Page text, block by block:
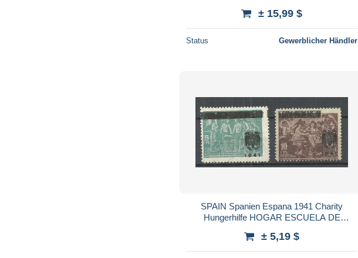
ZÜRICH (SUISSE)
± 15,99 $
Status Gewerblicher Händler
SPAIN Spanien Espana 1941 Charity
Hungerhilfe HOGAR ESCUELA DE
± 5,19 $